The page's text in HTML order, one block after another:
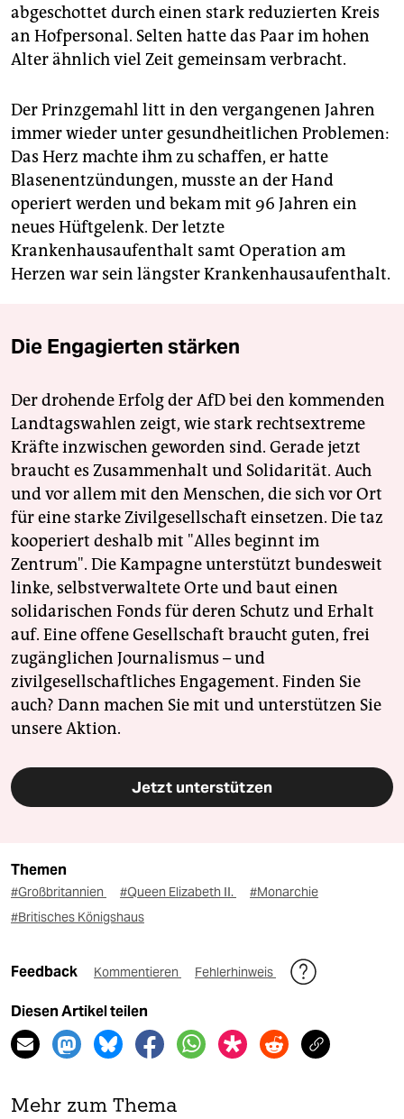
abgeschottet durch einen stark reduzierten Kreis
an Hofpersonal. Selten hatte das Paar im hohen
Alter ähnlich viel Zeit gemeinsam verbracht.
Der Prinzgemahl litt in den vergangenen Jahren
immer wieder unter gesundheitlichen Problemen:
Das Herz machte ihm zu schaffen, er hatte
Blasenentzündungen, musste an der Hand
operiert werden und bekam mit 96 Jahren ein
neues Hüftgelenk. Der letzte
Krankenhausaufenthalt samt Operation am
Herzen war sein längster Krankenhausaufenthalt.
Die Engagierten stärken
Der drohende Erfolg der AfD bei den kommenden
Landtagswahlen zeigt, wie stark rechtsextreme
Kräfte inzwischen geworden sind. Gerade jetzt
braucht es Zusammenhalt und Solidarität. Auch
und vor allem mit den Menschen, die sich vor Ort
für eine starke Zivilgesellschaft einsetzen. Die taz
kooperiert deshalb mit "Alles beginnt im
Zentrum". Die Kampagne unterstützt bundesweit
linke, selbstverwaltete Orte und baut einen
solidarischen Fonds für deren Schutz und Erhalt
auf. Eine offene Gesellschaft braucht guten, frei
zugänglichen Journalismus – und
zivilgesellschaftliches Engagement. Finden Sie
auch? Dann machen Sie mit und unterstützen Sie
unsere Aktion.
Jetzt unterstützen
Themen
#Großbritannien #Queen Elizabeth II.
#Monarchie
#Britisches Königshaus
Feedback Kommentieren Fehlerhinweis
Diesen Artikel teilen
Mehr zum Thema